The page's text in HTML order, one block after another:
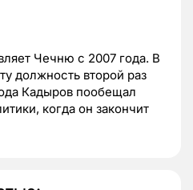
Чечню с 2007 года. В
должность второй раз
Кадыров пообещал
когда он закончит